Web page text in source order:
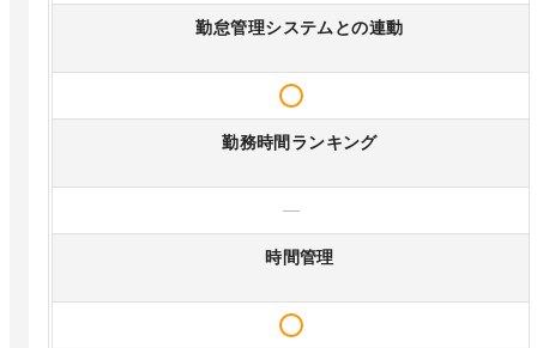
勤怠管理システムとの連動
勤務時間ランキング
—
時間管理